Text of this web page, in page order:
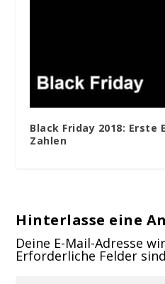
Black Friday 2018: Erste
Zahlen
Hinterlasse eine
Deine E-Mail-Adresse
Erforderliche Felder